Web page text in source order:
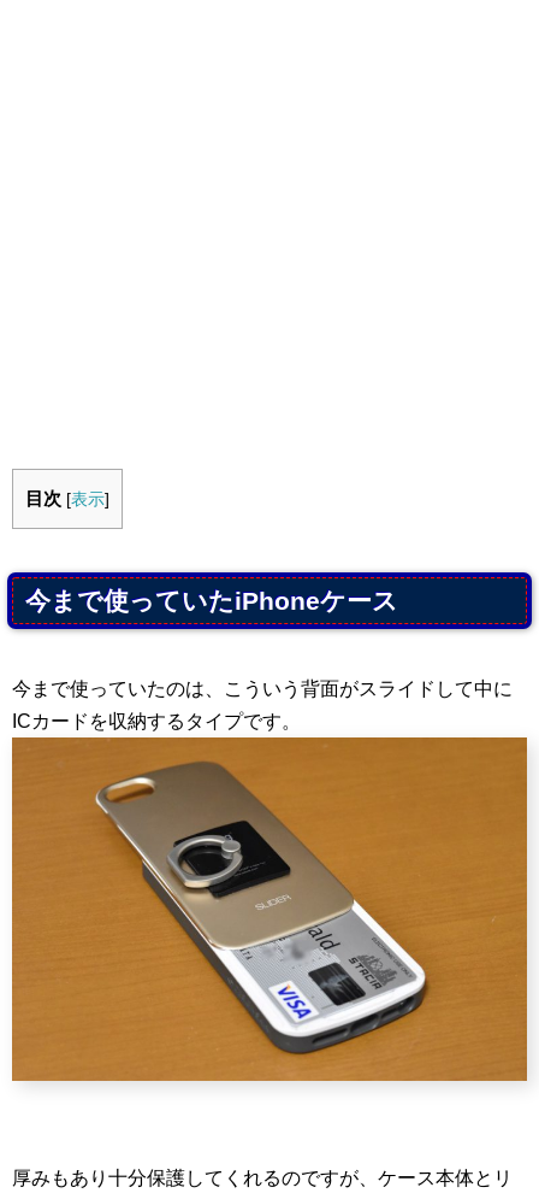
目次 [表示]
今まで使っていたiPhoneケース
今まで使っていたのは、こういう背面がスライドして中に
ICカードを収納するタイプです。
厚みもあり十分保護してくれるのですが、ケース本体とリ